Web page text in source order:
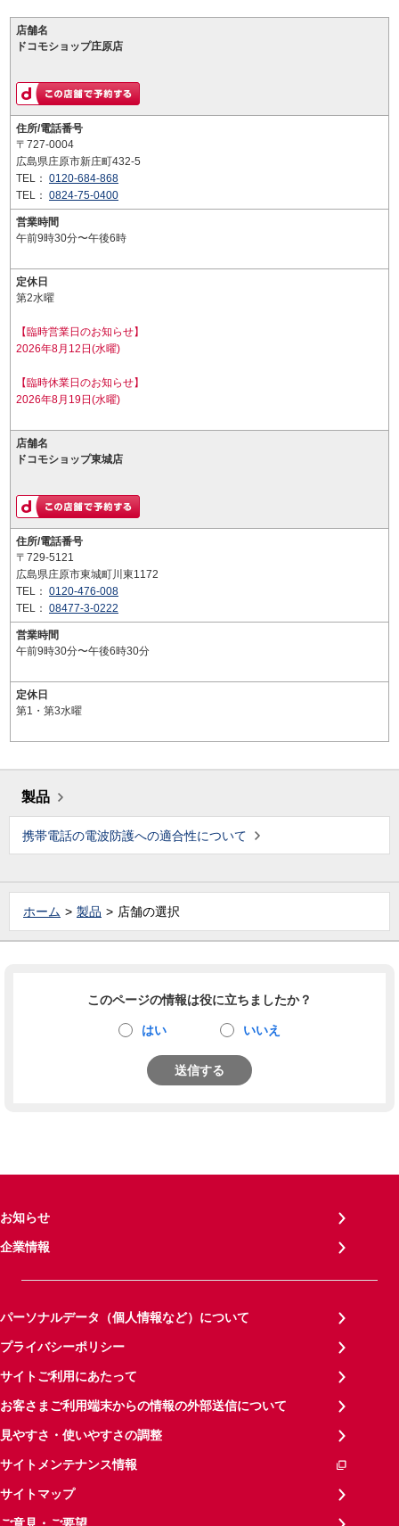
店舗名
ドコモショップ庄原店
住所/電話番号
〒727-0004
広島県庄原市新庄町432-5
TEL： 0120-684-868
TEL： 0824-75-0400
営業時間
午前9時30分〜午後6時
定休日
第2水曜
【臨時営業日のお知らせ】
2026年8月12日(水曜)
【臨時休業日のお知らせ】
2026年8月19日(水曜)
店舗名
ドコモショップ東城店
住所/電話番号
〒729-5121
広島県庄原市東城町川東1172
TEL： 0120-476-008
TEL： 08477-3-0222
営業時間
午前9時30分〜午後6時30分
定休日
第1・第3水曜
製品
携帯電話の電波防護への適合性について
ホーム 製品 店舗の選択
このページの情報は役に立ちましたか？
はい いいえ
送信する
お知らせ
企業情報
パーソナルデータ（個人情報など）について
プライバシーポリシー
サイトご利用にあたって
お客さまご利用端末からの情報の外部送信について
見やすさ・使いやすさの調整
サイトメンテナンス情報
サイトマップ